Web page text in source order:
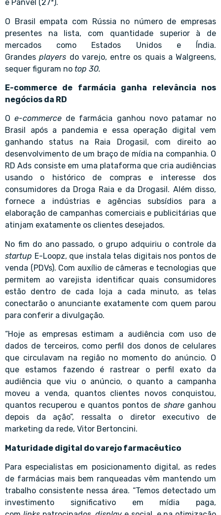
e Panvel (27ª).
O Brasil empata com Rússia no número de empresas
presentes na lista, com quantidade superior à de
mercados como Estados Unidose Índia.
Grandesplayers do varejo, entre os quais a Walgreens,
sequer figuram no top 30.
E-commerce de farmácia ganha relevância nos
negócios da RD
Oe-commerce de farmácia ganhou novo patamar no
Brasil após a pandemia e essa operação digital vem
ganhando status na Raia Drogasil, com direito ao
desenvolvimento de um braço de mídia na companhia. O
RD Ads consiste em uma plataforma que cria audiências
usando o histórico de compras e interesse dos
consumidores da Droga Raia e da Drogasil. Além disso,
fornece a indústrias e agências subsídios para a
elaboração de campanhas comerciais e publicitárias que
atinjam exatamente os clientes desejados.
No fim do ano passado, o grupo adquiriu o controle da
startup E-Loopz, que instala telas digitais nos pontos de
venda (PDVs). Com auxílio de câmeras e tecnologias que
permitem ao varejista identificar quais consumidores
estão dentro de cada loja a cada minuto, as telas
conectarão o anunciante exatamente com quem parou
para conferir a divulgação.
“Hoje as empresas estimam a audiência com uso de
dados de terceiros, como perfil dos donos de celulares
que circulavam na região no momento do anúncio. O
que estamos fazendo é rastrear o perfil exato da
audiência que viu o anúncio, o quanto a campanha
moveu a venda, quantos clientes novos conquistou,
quantos recuperou e quantos pontos de shareganhou
depois da ação”, ressalta o diretor executivo de
marketing da rede, Vitor Bertoncini.
Maturidade digital do varejo farmacêutico
Para especialistas em posicionamento digital, as redes
de farmácias mais bem ranqueadas vêm mantendo um
trabalho consistente nessa área. “Temos detectado um
investimento significativo em mídia paga,